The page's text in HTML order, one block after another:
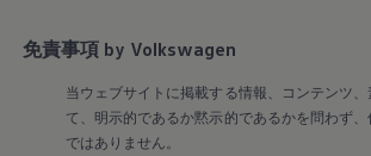
免責事項 by Volkswagen
当ウェブサイトに掲載する情報、コンテンツ
て、明示的であるか黙示的であるかを問わず
ではありません。